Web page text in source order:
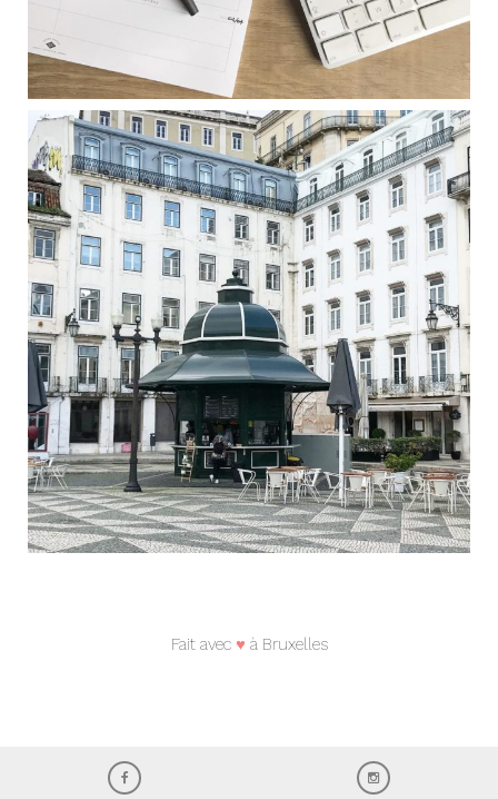
Fait avec ♥ à Bruxelles